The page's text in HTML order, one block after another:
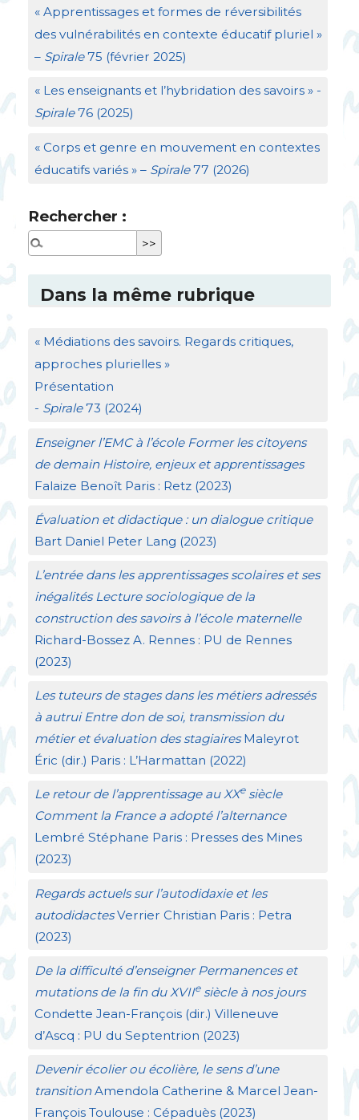
« Apprentissages et formes de réversibilités
des vulnérabilités en contexte éducatif pluriel »
– Spirale75 (février 2025)
« Les enseignants et l’hybridation des savoirs » -
Spirale76 (2025)
« Corps et genre en mouvement en contextes
éducatifs variés » – Spirale77 (2026)
Rechercher :
Dans la même rubrique
« Médiations des savoirs. Regards critiques,
approches plurielles »
Présentation
- Spirale73 (2024)
Enseigner l’EMCà l’école Former les citoyens
de demain Histoire, enjeux et apprentissages
Falaize Benoît Paris : Retz (2023)
Évaluation et didactique : un dialogue critique
Bart Daniel Peter Lang (2023)
L’entrée dans les apprentissages scolaires et ses
inégalités Lecture sociologique de la
construction des savoirs à l’école maternelle
Richard-Bossez A. Rennes : PU de Rennes
(2023)
Les tuteurs de stages dans les métiers adressés
à autrui Entre don de soi, transmission du
métier et évaluation des stagiairesMaleyrot
Éric (dir.) Paris : L’Harmattan (2022)
Le retour de l’apprentissage auXXesiècle
Comment la France a adopté l’alternance
Lembré Stéphane Paris : Presses des Mines
(2023)
Regards actuels sur l’autodidaxie et les
autodidactesVerrier Christian Paris : Petra
(2023)
De la difficulté d’enseigner Permanences et
mutations de la fin du XVIIesiècle à nos jours
Condette Jean-François (dir.) Villeneuve
d’Ascq : PU du Septentrion (2023)
Devenir écolier ou écolière, le sens d’une
transitionAmendola Catherine & Marcel Jean-
François Toulouse : Cépaduès (2023)